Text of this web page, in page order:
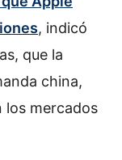
, indicó
que la
china,
los mercados